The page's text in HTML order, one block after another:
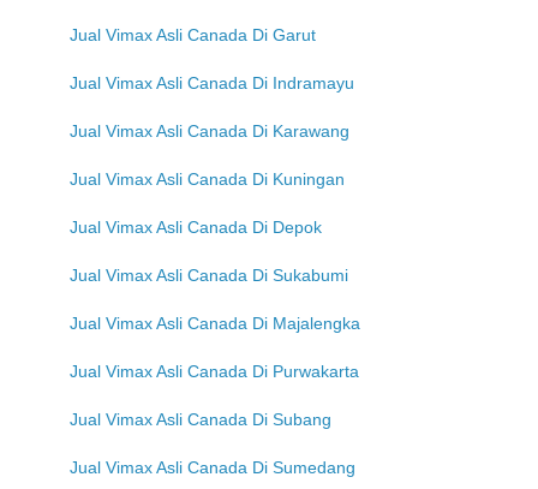
Jual Vimax Asli Canada Di Garut
Jual Vimax Asli Canada Di Indramayu
Jual Vimax Asli Canada Di Karawang
Jual Vimax Asli Canada Di Kuningan
Jual Vimax Asli Canada Di Depok
Jual Vimax Asli Canada Di Sukabumi
Jual Vimax Asli Canada Di Majalengka
Jual Vimax Asli Canada Di Purwakarta
Jual Vimax Asli Canada Di Subang
Jual Vimax Asli Canada Di Sumedang